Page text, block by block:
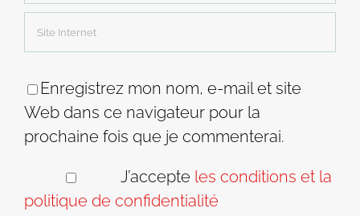
Enregistrez mon nom, e-mail et site
Web dans ce navigateur pour la
prochaine fois que je commenterai.
J’accepte les conditions et la
politique de confidentialité